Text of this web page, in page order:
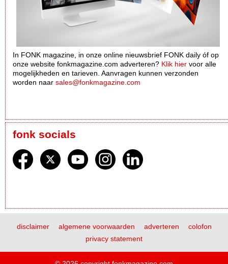
In FONK magazine, in onze online nieuwsbrief FONK daily óf op
onze website fonkmagazine.com adverteren? Klik hier voor alle
mogelijkheden en tarieven. Aanvragen kunnen verzonden
worden naar sales@fonkmagazine.com
fonk socials
disclaimer algemene voorwaarden adverteren
colofon
privacy statement